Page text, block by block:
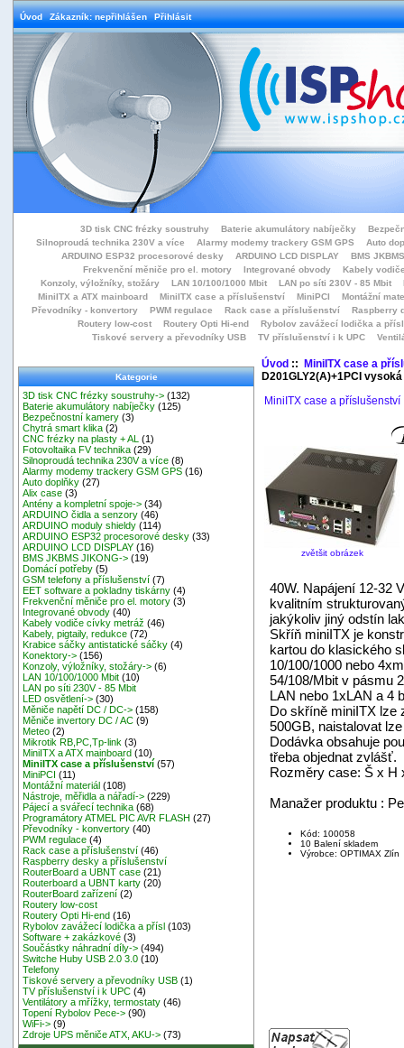
Úvod Zákazník: nepřihlášen Přihlásit
3D tisk CNC frézky soustruhy Baterie akumulátory nabíječky
Silnoproudá technika 230V a více
Alarmy modemy trackery GSM GPS
Auto
ARDUINO ESP32 procesorové desky
ARDUINO LCD DISPLAY
BMS
Frekvenční měniče pro el. motory
Integrované obvody
Kabely
Konzoly, výložníky, stožáry
LAN 10/100/1000 Mbit LAN po síti 230V - 85 Mbit
MiniITX a ATX mainboard
MiniITX case a příslušenství MiniPCI
Montážní
Převodníky - konvertory
PWM regulace Rack case a příslušenství
Raspberry
Routery low-cost
Routery Opti Hi-end
Rybolov zavážecí lodička a přísl
Tiskové servery a převodníky USB
TV příslušenství i k UPC
Kategorie
3D tisk CNC frézky soustruhy-> (132)
Baterie akumulátory nabíječky (125)
Bezpečnostní kamery (3)
Chytrá smart klika (2)
CNC frézky na plasty + AL
(1)
Fotovoltaika FV technika (29)
Silnoproudá technika 230V a více (8)
Alarmy modemy trackery GSM GPS (16)
Auto doplňky (27)
Alix case (3)
Antény a kompletní spoje-> (34)
ARDUINO čidla a senzory (46)
ARDUINO moduly shieldy (114)
ARDUINO ESP32 procesorové desky (33)
ARDUINO LCD DISPLAY (16)
BMS JKBMS JIKONG-> (19)
Domácí potřeby (5)
GSM telefony a příslušenství (7)
EET software a pokladny tiskárny (4)
Frekvenční měniče pro el. motory (3)
Integrované obvody (40)
Kabely vodiče cívky metráž (46)
Kabely, pigtaily, redukce (72)
Krabice sáčky antistatické sáčky (4)
Konektory-> (156)
Konzoly, výložníky, stožáry-> (6)
LAN 10/100/1000 Mbit (10)
LAN po síti 230V - 85 Mbit
LED osvětlení-> (30)
Měniče napětí DC / DC-> (158)
Měniče invertory DC / AC (9)
Meteo (2)
Mikrotik RB,PC,Tp-link (3)
MiniITX a ATX mainboard (10)
MiniITX case a příslušenství (57)
MiniPCI (11)
Montážní materiál (108)
Nástroje, měřidla a nářadí-> (229)
Pájecí a svářecí technika (68)
Programátory ATMEL PIC AVR FLASH (27)
Převodníky - konvertory (40)
PWM regulace (4)
Rack case a příslušenství (46)
Raspberry desky a příslušenství
RouterBoard a UBNT case (21)
Routerboard a UBNT karty (20)
RouterBoard zařízení (2)
Routery low-cost
Routery Opti Hi-end (16)
Rybolov zavážecí lodička a přísl (103)
Software + zakázkové (3)
Součástky náhradní díly-> (494)
Switche Huby USB 2.0 3.0 (10)
Telefony
Tiskové servery a převodníky USB (1)
TV příslušenství i k UPC (4)
Ventilátory a mřížky, termostaty (46)
Topení Rybolov Pece-> (90)
WiFi-> (9)
Zdroje UPS měniče ATX, AKU-> (73)
Úvod:: MiniITX case a
D201GLY2(A)+1PCI vysoká
MiniITX case a příslušenství
zvětšit obrázek
40W. Napájení 12-32
kvalitním
jakýkoliv jiný odstín
Skříň miniITX je
kartou do klasického
10/100/1000 nebo
54/108/Mbit v pásmu
LAN nebo 1xLAN a 4
Do skříně miniITX lze
500GB, naistalovat
Dodávka obsahuje
třeba objednat zvlášť.
Rozměry case: Š x H
Manažer produktu :
Kód: 100058
10 Balení skladem
Výrobce: OPTIMAX Zlín